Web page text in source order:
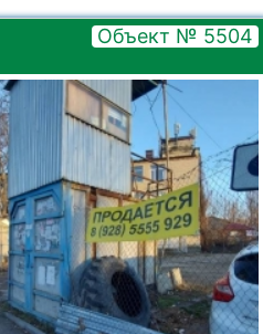
Объект № 5504